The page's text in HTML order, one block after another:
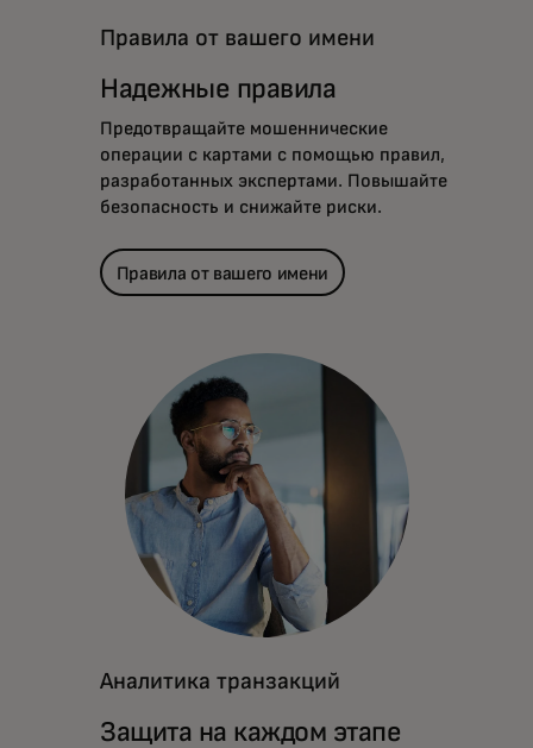
Правила от вашего имени
Надежные правила
Предотвращайте мошеннические
операции с картами с помощью правил,
разработанных экспертами. Повышайте
безопасность и снижайте риски.
Правила от вашего имени
Аналитика транзакций
Защита на каждом этапе